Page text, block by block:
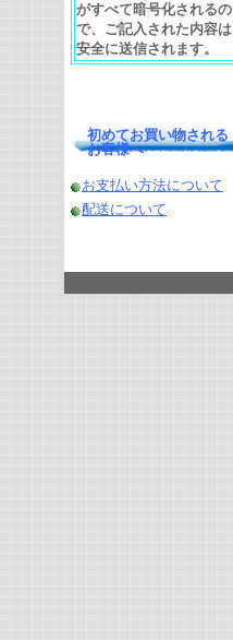
がすべて暗号化されるの
で、ご記入された内容は
安全に送信されます。
初めてお買い物される
お客様へ
お支払い方法について
配送について